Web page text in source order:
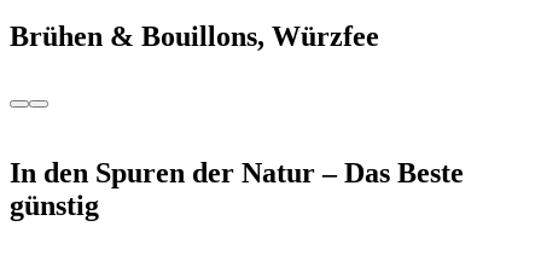
Brühen & Bouillons, Würzfee
In den Spuren der Natur – Das Beste
günstig